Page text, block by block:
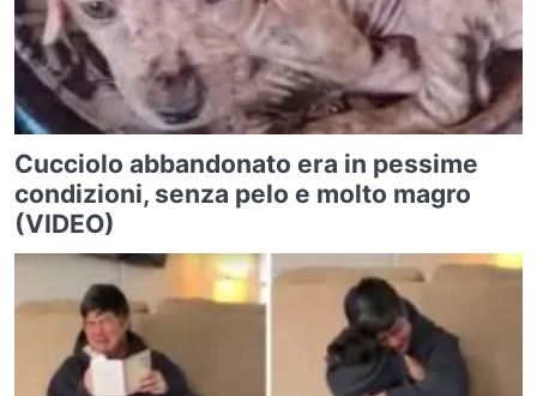
Cucciolo abbandonato era in pessime
condizioni, senza pelo e molto magro
(VIDEO)